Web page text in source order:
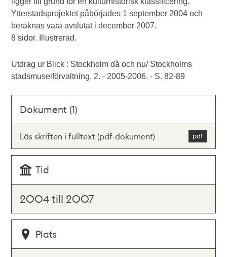
Ytterstadsprojektet påbörjades 1 september 2004 och
beräknas vara avslutat i december 2007.
8 sidor. Illustrerad.
Utdrag ur Blick : Stockholm då och nu/ Stockholms
stadsmuseiförvaltning. 2. - 2005-2006. - S. 82-89
Dokument (1)
Läs skriften i fulltext (pdf-dokument)
Tid
2004 till 2007
Plats